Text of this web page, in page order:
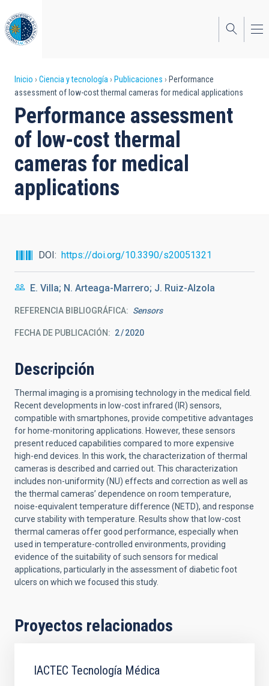
al
contenido
principal
Sobrescribir
enlaces
de
ayuda
a
la
Inicio Ciencia y tecnología Publicaciones
Performance
assessment of low-cost thermal cameras for medical applications
Performance assessment
of low-cost thermal
cameras for medical
applications
DOI https://doi.org/10.3390/s20051321
E. Villa; N. Arteaga-Marrero; J. Ruiz-Alzola
REFERENCIA BIBLIOGRÁFICA Sensors
FECHA DE PUBLICACIÓN: 2 2020
Descripción
Thermal imaging is a promising technology in the medical field.
Recent developments in low-cost infrared (IR) sensors,
compatible with smartphones, provide competitive advantages
for home-monitoring applications. However, these sensors
present reduced capabilities compared to more expensive
high-end devices. In this work, the characterization of thermal
cameras is described and carried out. This characterization
includes non-uniformity (NU) effects and correction as well as
the thermal cameras’ dependence on room temperature,
noise-equivalent temperature difference (NETD), and response
curve stability with temperature. Results show that low-cost
thermal cameras offer good performance, especially when
used in temperature-controlled environments, providing
evidence of the suitability of such sensors for medical
applications, particularly in the assessment of diabetic foot
ulcers on which we focused this study.
Proyectos relacionados
IACTEC Tecnología Médica